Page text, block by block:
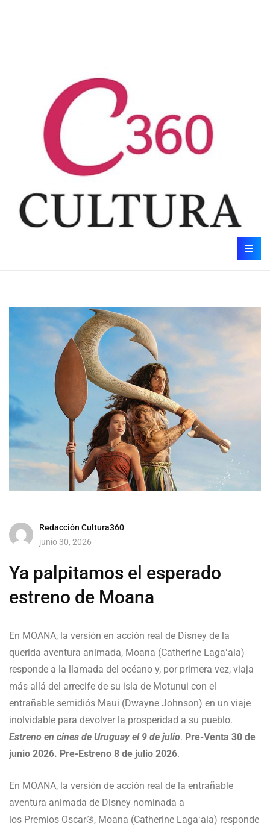
Redacción Cultura360
junio 30, 2026
Ya palpitamos el esperado
estreno de Moana
En MOANA, la versión en acción real de Disney de la
querida aventura animada, Moana (Catherine Lagaʻaia)
responde a la llamada del océano y, por primera vez, viaja
más allá del arrecife de su isla de Motunui con el
entrañable semidiós Maui (Dwayne Johnson) en un viaje
inolvidable para devolver la prosperidad a su pueblo.
Estreno en cines de Uruguay el 9 de julio. Pre-Venta 30 de
junio 2026. Pre-Estreno 8 de julio 2026.
En MOANA, la versión de acción real de la entrañable
aventura animada de Disney nominada a
los Premios Oscar®, Moana (Catherine Lagaʻaia) responde